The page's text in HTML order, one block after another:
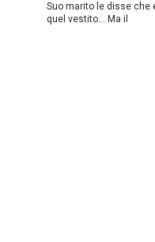
Suo marito le disse che
quel vestito… Ma il